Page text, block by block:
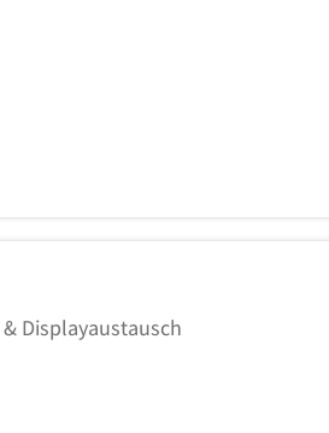
Displayaustausch